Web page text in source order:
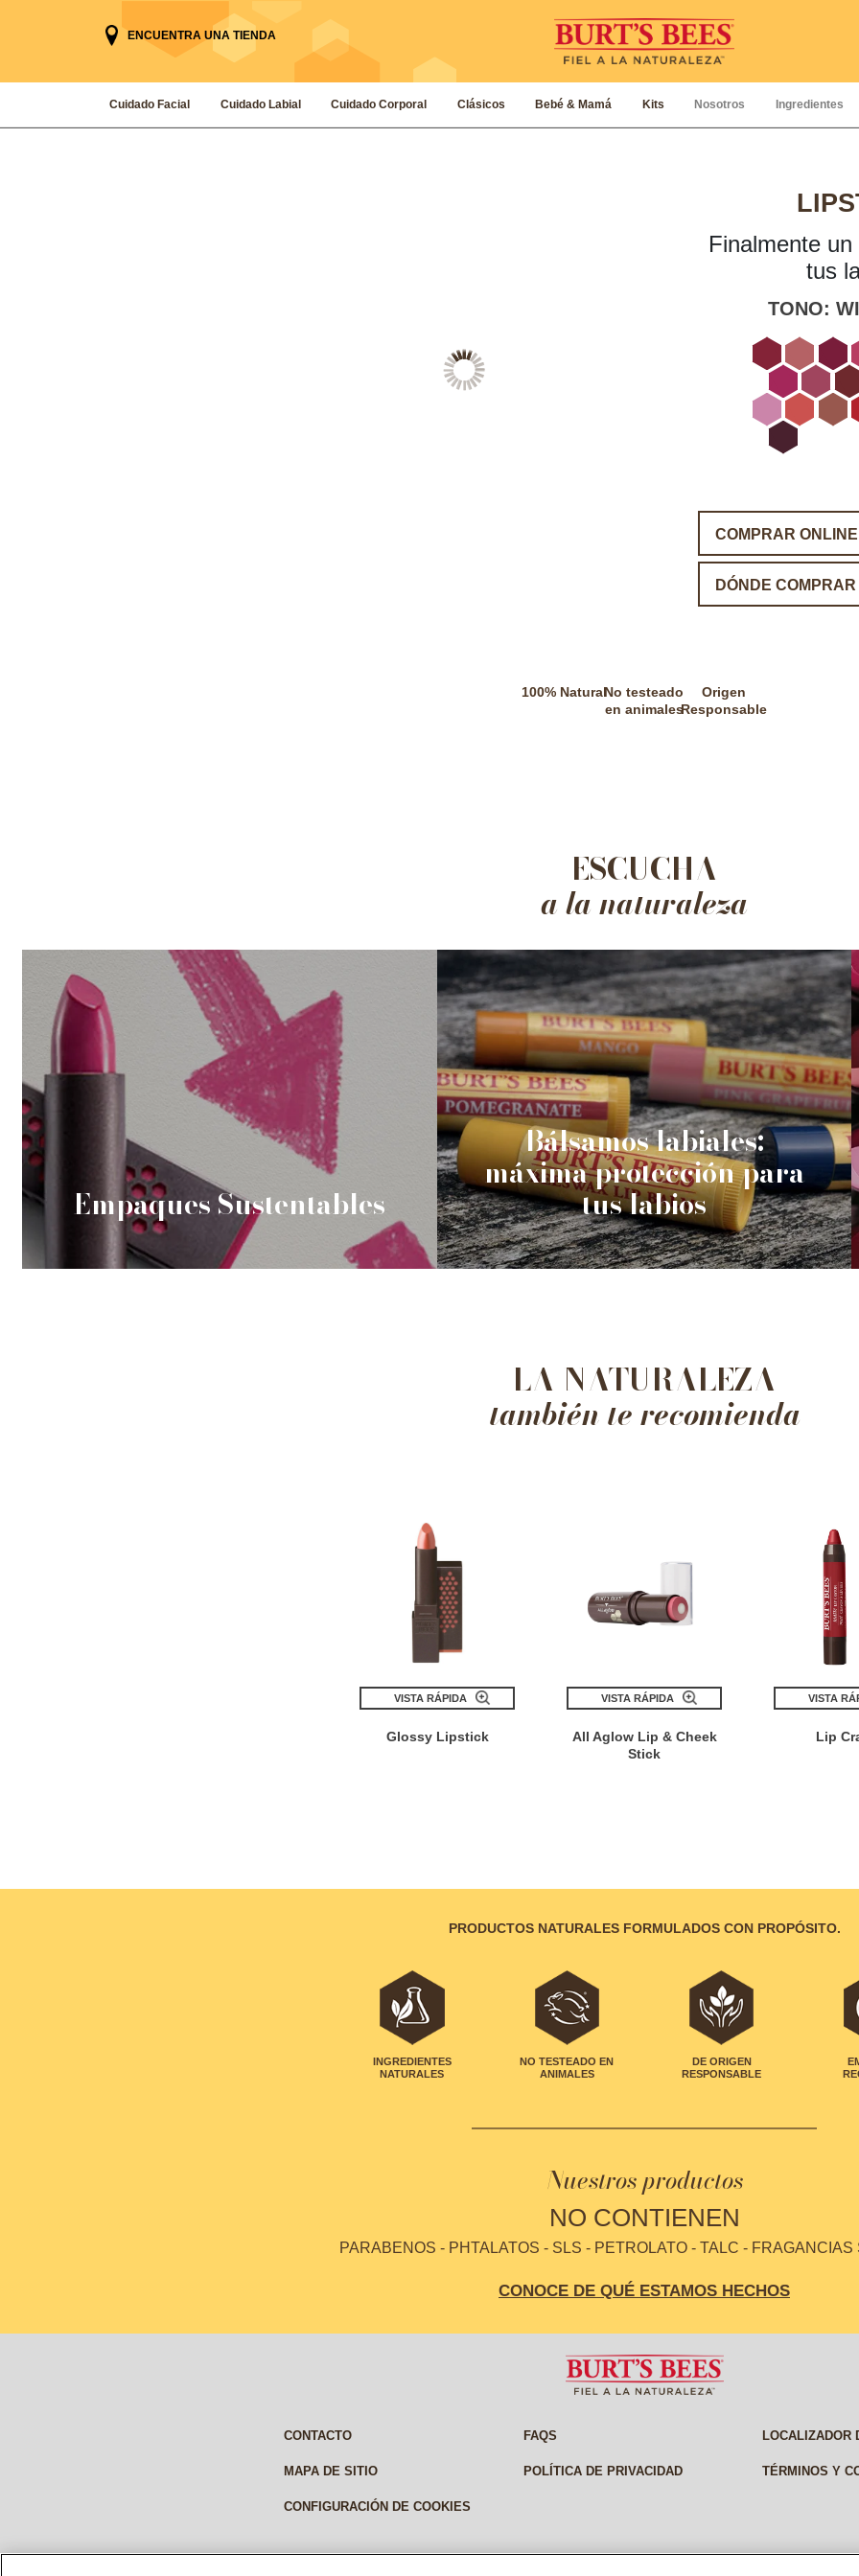
ENCUENTRA UNA TIENDA
Cuidado Facial Cuidado Labial Cuidado Corporal Clásicos Bebé & Mamá Kits Nosotros Ingredientes
Finalmente
tus
TONO:
COMPRAR ONLINE
DÓNDE COMPRAR
100% NaturalNo testeado
en animales
Origen
Responsable
ESCUCHA
a la naturaleza
Empaques Sustentables
Bálsamos labiales:
máxima protección para
tus labios
LA NATURALEZA
también te recomienda
VISTA RÁPIDA
Glossy Lipstick
VISTA RÁPIDA
All Aglow Lip & Cheek
Stick
VISTA
Lip
PRODUCTOS NATURALES FORMULADOS CON PROPÓSITO.
INGREDIENTES
NATURALES
NO TESTEADO EN
ANIMALES
DE ORIGEN
RESPONSABLE
Nuestros productos
NO CONTIENEN
PARABENOS - PHTALATOS - SLS - PETROLATO - TALC -
CONOCE DE QUÉ ESTAMOS HECHOS
CONTACTO FAQS LOCALIZADOR
MAPA DE SITIO POLÍTICA DE PRIVACIDAD TÉRMINOS Y
CONFIGURACIÓN DE COOKIES